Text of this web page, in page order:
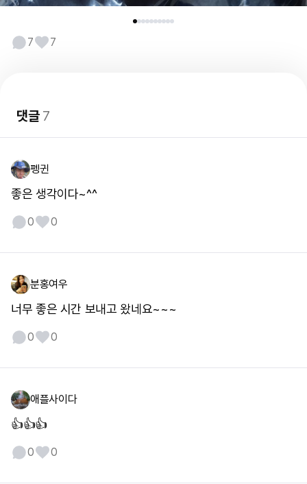
7 7
댓글7
펭귄
좋은 생각이다~^^
0 0
분홍여우
너무 좋은 시간 보내고 왔네요~~~
0 0
애플사이다
👍👍👍
0 0